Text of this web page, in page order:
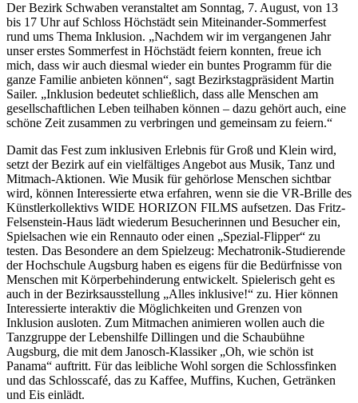
Der Bezirk Schwaben veranstaltet am Sonntag, 7. August, von 13
bis 17 Uhr auf Schloss Höchstädt sein Miteinander-Sommerfest
rund ums Thema Inklusion. „Nachdem wir im vergangenen Jahr
unser erstes Sommerfest in Höchstädt feiern konnten, freue ich
mich, dass wir auch diesmal wieder ein buntes Programm für die
ganze Familie anbieten können“, sagt Bezirkstagpräsident Martin
Sailer. „Inklusion bedeutet schließlich, dass alle Menschen am
gesellschaftlichen Leben teilhaben können – dazu gehört auch, eine
schöne Zeit zusammen zu verbringen und gemeinsam zu feiern.“
Damit das Fest zum inklusiven Erlebnis für Groß und Klein wird,
setzt der Bezirk auf ein vielfältiges Angebot aus Musik, Tanz und
Mitmach-Aktionen. Wie Musik für gehörlose Menschen sichtbar
wird, können Interessierte etwa erfahren, wenn sie die VR-Brille des
Künstlerkollektivs WIDE HORIZON FILMS aufsetzen. Das Fritz-
Felsenstein-Haus lädt wiederum Besucherinnen und Besucher ein,
Spielsachen wie ein Rennauto oder einen „Spezial-Flipper“ zu
testen. Das Besondere an dem Spielzeug: Mechatronik-Studierende
der Hochschule Augsburg haben es eigens für die Bedürfnisse von
Menschen mit Körperbehinderung entwickelt. Spielerisch geht es
auch in der Bezirksausstellung „Alles inklusive!“ zu. Hier können
Interessierte interaktiv die Möglichkeiten und Grenzen von
Inklusion ausloten. Zum Mitmachen animieren wollen auch die
Tanzgruppe der Lebenshilfe Dillingen und die Schaubühne
Augsburg, die mit dem Janosch-Klassiker „Oh, wie schön ist
Panama“ auftritt. Für das leibliche Wohl sorgen die Schlossfinken
und das Schlosscafé, das zu Kaffee, Muffins, Kuchen, Getränken
und Eis einlädt.